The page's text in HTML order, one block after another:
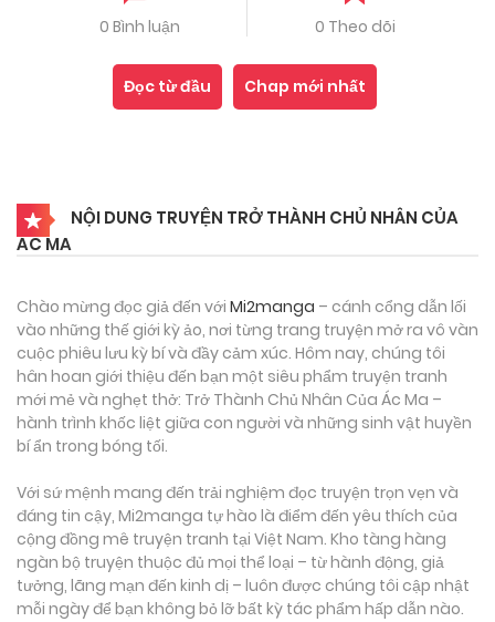
0 Bình luận 0 Theo dõi
Đọc từ đầu Chap mới nhất
NỘI DUNG TRUYỆN TRỞ THÀNH CHỦ NHÂN CỦA
ÁC MA
Chào mừng đọc giả đến với Mi2manga – cánh cổng dẫn lối
vào những thế giới kỳ ảo, nơi từng trang truyện mở ra vô vàn
cuộc phiêu lưu kỳ bí và đầy cảm xúc. Hôm nay, chúng tôi
hân hoan giới thiệu đến bạn một siêu phẩm truyện tranh
mới mẻ và nghẹt thở: Trở Thành Chủ Nhân Của Ác Ma –
hành trình khốc liệt giữa con người và những sinh vật huyền
bí ẩn trong bóng tối.
Với sứ mệnh mang đến trải nghiệm đọc truyện trọn vẹn và
đáng tin cậy, Mi2manga tự hào là điểm đến yêu thích của
cộng đồng mê truyện tranh tại Việt Nam. Kho tàng hàng
ngàn bộ truyện thuộc đủ mọi thể loại – từ hành động, giả
tưởng, lãng mạn đến kinh dị – luôn được chúng tôi cập nhật
mỗi ngày để bạn không bỏ lỡ bất kỳ tác phẩm hấp dẫn nào.